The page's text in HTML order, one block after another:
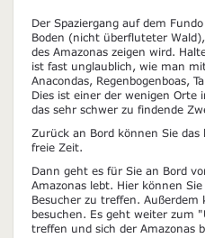
Der Spaziergang auf dem
Boden (nicht überfluteter
des Amazonas zeigen wird.
ist fast unglaublich, wie man
Anacondas, Regenbogenboas,
Dies ist einer der wenigen Orte
das sehr schwer zu findende
Zurück an Bord können Sie
freie Zeit.
Dann geht es für Sie an Bord
Amazonas lebt. Hier können
Besucher zu treffen.
besuchen. Es geht weiter zum
treffen und sich der Amazonas